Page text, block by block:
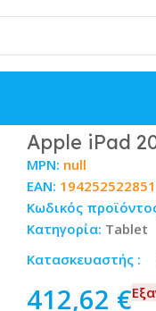
Apple iPad
Κατασκευαστής :
MPN: null
EAN: 194252522851
Κωδικός
Κατηγορία: Tablet
412,62 €